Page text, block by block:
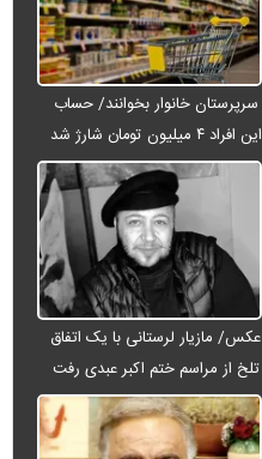
سرپرستان خانوار بخوانند/ حساب
این افراد ۴ میلیون تومان شارژ شد
عکس/ مازیار لرستانی با یک اتفاق
تلخ از مراسم ختم اکبر عبدی رفت